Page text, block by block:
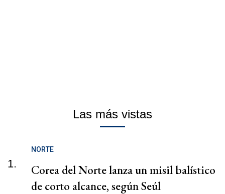
Las más vistas
1.
NORTE
Corea del Norte lanza un misil balístico
de corto alcance, según Seúl